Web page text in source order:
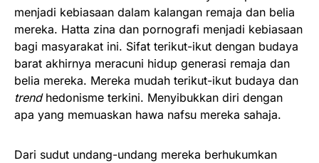
menjadi kebiasaan dalam kalangan remaja dan belia
mereka. Hatta zina dan pornografi menjadi kebiasaan
bagi masyarakat ini. Sifat terikut-ikut dengan budaya
barat akhirnya meracuni hidup generasi remaja dan
belia mereka. Mereka mudah terikut-ikut budaya dan
trendhedonisme terkini. Menyibukkan diri dengan
apa yang memuaskan hawa nafsu mereka sahaja.
Dari sudut undang-undang mereka berhukumkan